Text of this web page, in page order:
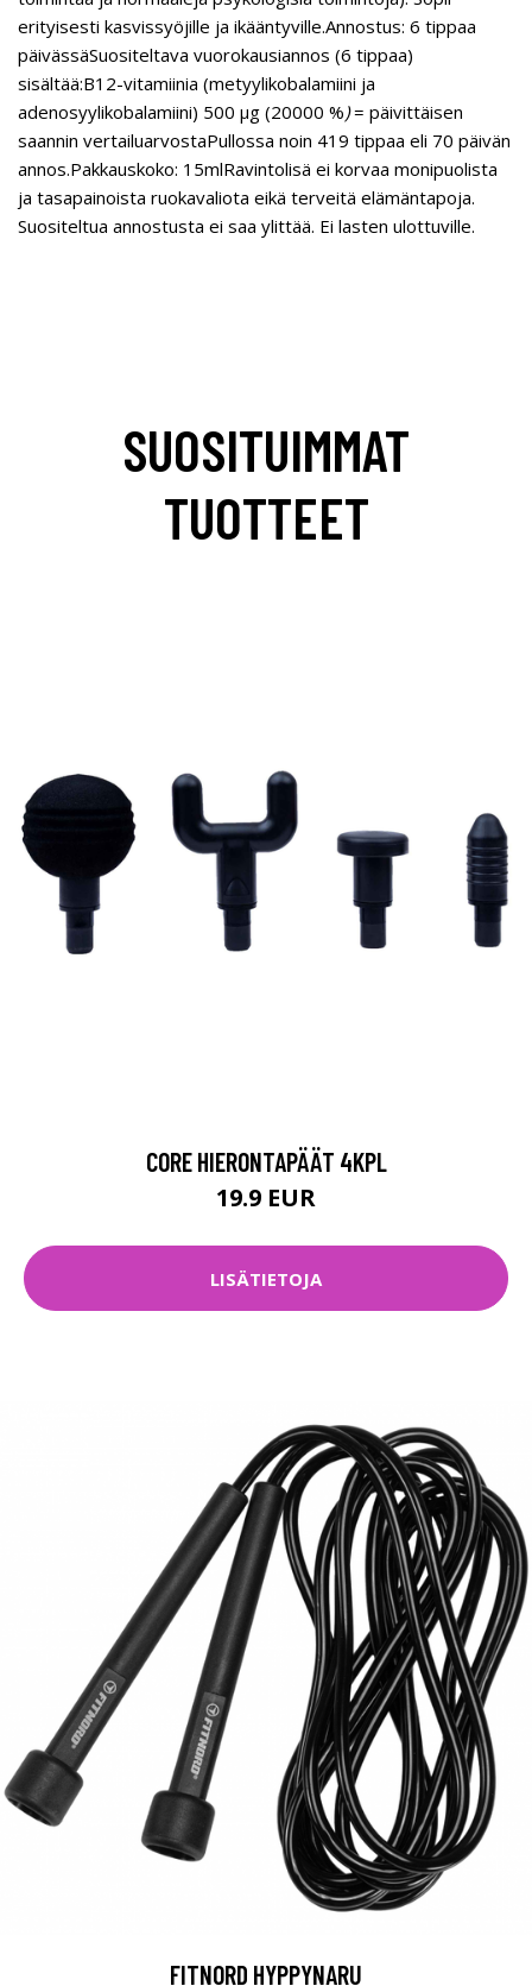
erityisesti kasvissyöjille ja ikääntyville.Annostus: 6 tippaa
päivässäSuositeltava vuorokausiannos (6 tippaa)
sisältää:B12-vitamiinia (metyylikobalamiini ja
adenosyylikobalamiini) 500 µg (20000 %)= päivittäisen
saannin vertailuarvostaPullossa noin 419 tippaa eli 70 päivän
annos.Pakkauskoko: 15mlRavintolisä ei korvaa monipuolista
ja tasapainoista ruokavaliota eikä terveitä elämäntapoja.
Suositeltua annostusta ei saa ylittää. Ei lasten ulottuville.
SUOSITUIMMAT
TUOTTEET
CORE HIERONTAPÄÄT 4KPL
19.9 EUR
LISÄTIETOJA
FITNORD HYPPYNARU